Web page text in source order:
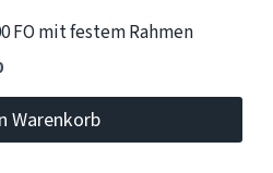
FO mit festem Rahmen
Aktueller
ist:
CHF 2'895.00.
Warenkorb